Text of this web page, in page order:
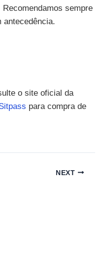
sempre
antecedência.
o site oficial da
para compra de
NEXT